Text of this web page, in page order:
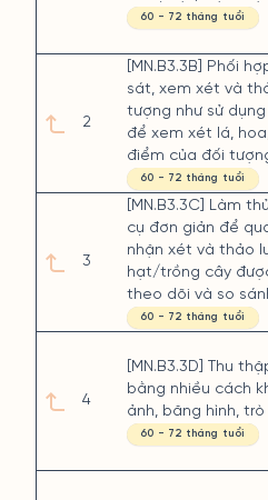
2
3
4
60 - 72 tháng tuổi
[MN.B3.3B] Phối
sát, xem xét và
tượng như sử
để xem xét lá,
điểm của đối
60 - 72 tháng tuổi
[MN.B3.3C] Làm
cụ đơn giản để
nhận xét và thảo
hạt/trồng cây
theo dõi và so
60 - 72 tháng tuổi
[MN.B3.3D] Thu
bằng nhiều cách
ảnh, băng hình,
60 - 72 tháng tuổi